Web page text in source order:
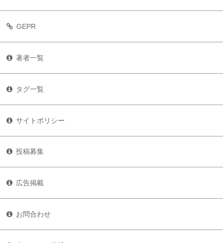
GEPR
著者一覧
タグ一覧
サイトポリシー
投稿募集
広告掲載
お問合わせ